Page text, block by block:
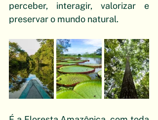
perceber, interagir, valorizar e
preservar o mundo natural.